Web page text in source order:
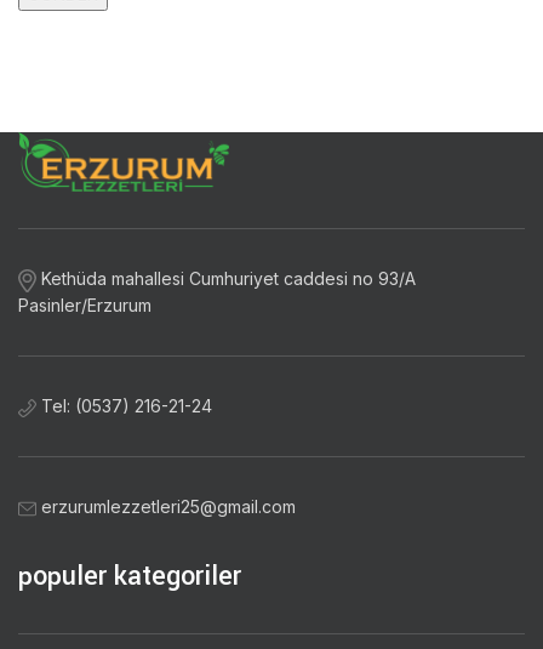
Kethüda mahallesi Cumhuriyet caddesi no 93/A
Pasinler/Erzurum
Tel: (0537) 216-21-24
erzurumlezzetleri25@gmail.com
populer kategoriler